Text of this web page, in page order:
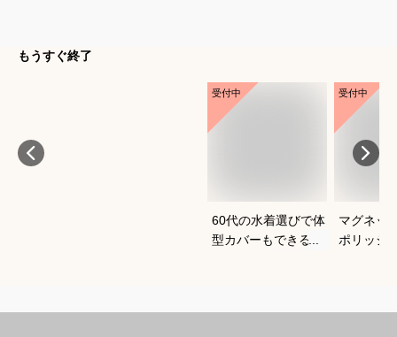
もうすぐ終了
受付中
60代の水着選びで体
型カバーもできるお
受付中
マグネッ
ポリッシ